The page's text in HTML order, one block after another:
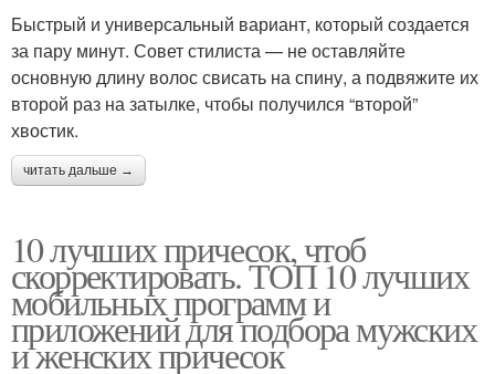
Быстрый и универсальный вариант, который создается
за пару минут. Совет стилиста — не оставляйте
основную длину волос свисать на спину, а подвяжите их
второй раз на затылке, чтобы получился “второй”
хвостик.
читать дальше →
10 лучших причесок, чтоб
скорректировать. ТОП 10 лучших
мобильных программ и
приложений для подбора мужских
и женских причесок